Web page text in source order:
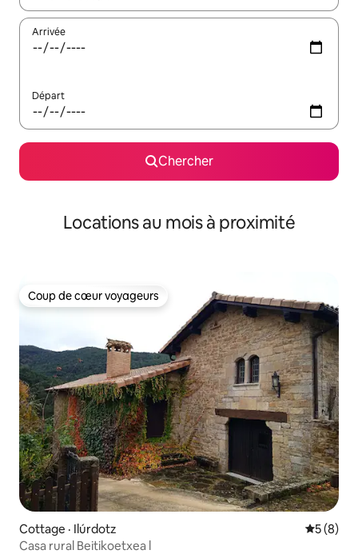
Arrivée
Départ
Chercher
Locations au mois à proximité
Coup de cœur voyageurs
Coup de cœur voyageurs
Cottage · Ilúrdotz Note
5 (8)
Casa rural Beitikoetxea l